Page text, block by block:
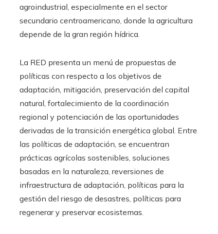
agroindustrial, especialmente en el sector
secundario centroamericano, donde la agricultura
depende de la gran región hídrica.
La RED presenta un menú de propuestas de
políticas con respecto a los objetivos de
adaptación, mitigación, preservación del capital
natural, fortalecimiento de la coordinación
regional y potenciación de las oportunidades
derivadas de la transición energética global. Entre
las políticas de adaptación, se encuentran
prácticas agrícolas sostenibles, soluciones
basadas en la naturaleza, reversiones de
infraestructura de adaptación, políticas para la
gestión del riesgo de desastres, políticas para
regenerar y preservar ecosistemas.